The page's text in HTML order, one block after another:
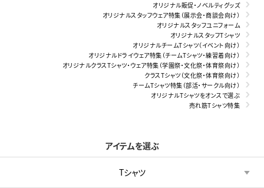
オリジナル販促・ノベルティグッズ
オリジナルスタッフウェア特集（展示会・商談会向け）
オリジナルスタッフユニフォーム
オリジナルスタッフTシャツ
オリジナルチームTシャツ（イベント向け）
オリジナルドライウェア特集（チームTシャツ・練習着向け）
オリジナルクラスTシャツ・ウェア特集（学園祭・文化祭・体育祭向け）
クラスTシャツ（文化祭・体育祭向け）
チームTシャツ特集（部活・サークル向け）
オリジナルTシャツをオンスで選ぶ
売れ筋Tシャツ特集
アイテムを選ぶ
Tシャツ